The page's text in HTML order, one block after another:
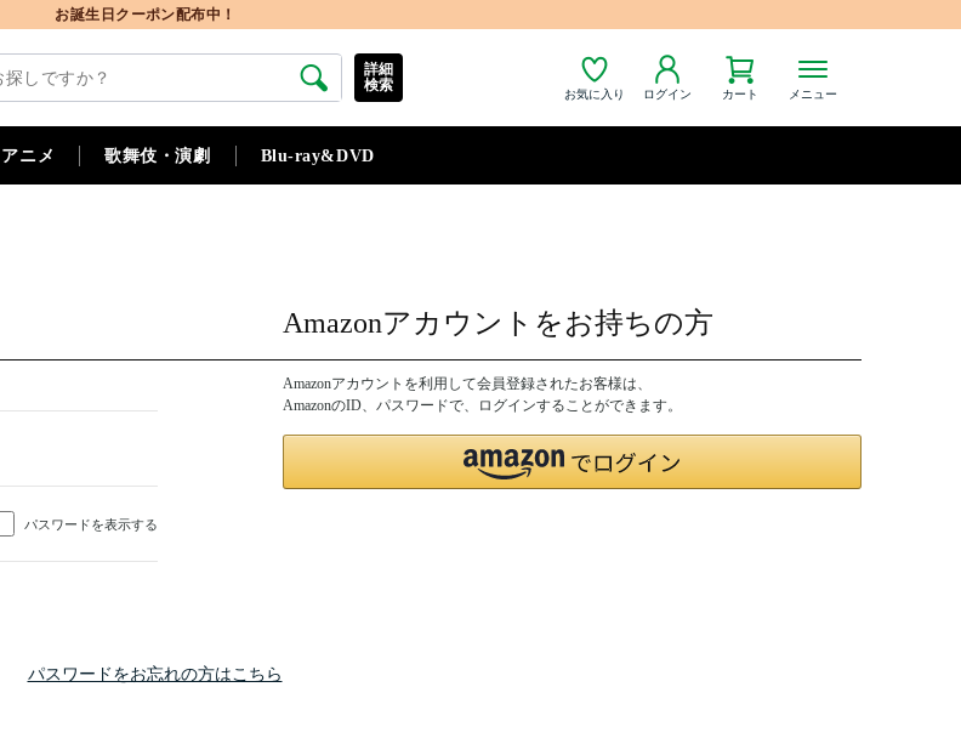
お誕生日クーポン配布中！
お気に入り ログイン カート メニュー
詳細
検索
アニメ 歌舞伎・演劇 Blu-ray&DVD
パスワードを表示する
パスワードをお忘れの方はこちら
Amazonアカウントをお持ちの方
Amazonアカウントを利用して会員登録されたお客様は、
AmazonのID、パスワードで、ログインすることができます。